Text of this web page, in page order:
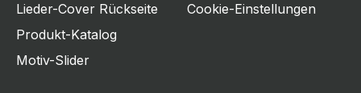
Lieder-Cover Rückseite
Produkt-Katalog
Motiv-Slider
Cookie-Einstellungen